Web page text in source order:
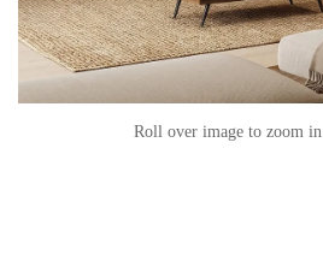
Roll over image to zoom in